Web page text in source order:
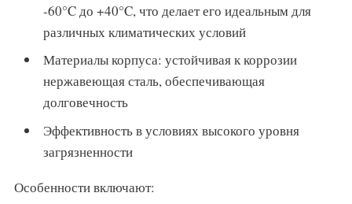
-60°C до +40°C, что делает его идеальным для
различных климатических условий
Материалы корпуса: устойчивая к коррозии
нержавеющая сталь, обеспечивающая
долговечность
Эффективность в условиях высокого уровня
загрязненности
Особенности включают: